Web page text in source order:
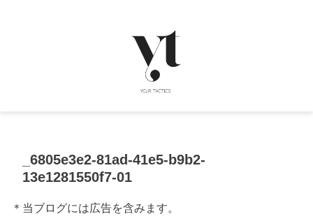
_6805e3e2-81ad-41e5-b9b2-
13e1281550f7-01
＊当ブログには広告を含みます。